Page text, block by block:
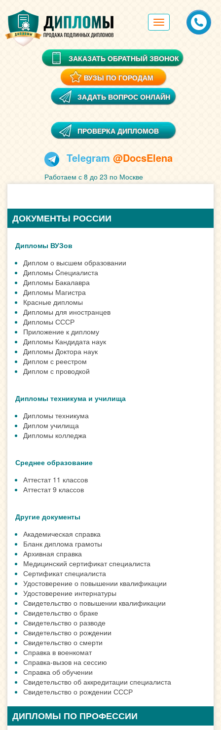
Toggle
navigation
ЗАКАЗАТЬ ОБРАТНЫЙ ЗВОНОК
ВУЗЫ ПО ГОРОДАМ
ЗАДАТЬ ВОПРОС ОНЛАЙН
ПРОВЕРКА ДИПЛОМОВ
Telegram @DocsElena
Работаем с 8 до 23 по Москве
ДОКУМЕНТЫ РОССИИ
Дипломы ВУЗов
Диплом о высшем образовании
Дипломы Cпециалиста
Дипломы Бакалавра
Дипломы Магистра
Красные дипломы
Дипломы для иностранцев
Дипломы СССР
Приложение к диплому
Дипломы Кандидата наук
Дипломы Доктора наук
Диплом с реестром
Диплом с проводкой
Дипломы техникума и училища
Дипломы техникума
Диплом училища
Дипломы колледжа
Среднее образование
Аттестат 11 классов
Аттестат 9 классов
Другие документы
Академическая справка
Бланк диплома грамоты
Архивная справка
Медицинский сертификат специалиста
Сертификат специалиста
Удостоверение о повышении квалификации
Удостоверение интернатуры
Свидетельство о повышении квалификации
Свидетельство о браке
Свидетельство о разводе
Свидетельство о рождении
Свидетельство о смерти
Справка в военкомат
Справка-вызов на сессию
Справка об обучении
Свидетельство об аккредитации специалиста
Свидетельство о рождении СССР
ДИПЛОМЫ ПО ПРОФЕССИИ